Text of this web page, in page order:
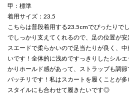
甲：標準
着用サイズ：23.5
こちらは普段着用する23.5cmでぴったりで
でしっかり支えてくれるので、足の位置が
スエードで柔らかいので足当たりが良く、
いです！全体的に浅めですっきりしたシル
かりホールド感があって、ストラップも調
バッチリです！私はスカートを履くことが
スタイルにも合わせて履きたいです◎